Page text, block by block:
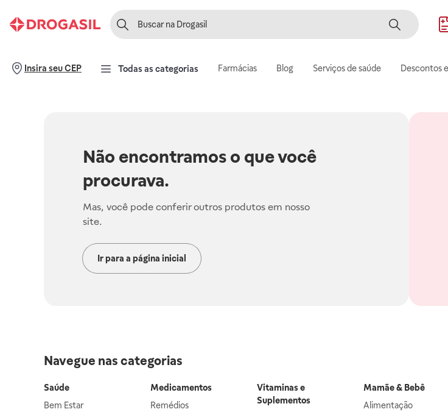
Insira seu CEP Todas as categorias Farmácias Blog Serviços de saúde Descontos
Não encontramos o que você
procurava.
Mas, você pode conferir outros produtos em nosso
site.
Ir para a página inicial
Navegue nas categorias
Saúde
Bem Estar
Medicamentos
Remédios
Vitaminas e
Suplementos
Mamãe & Bebê
Alimentação